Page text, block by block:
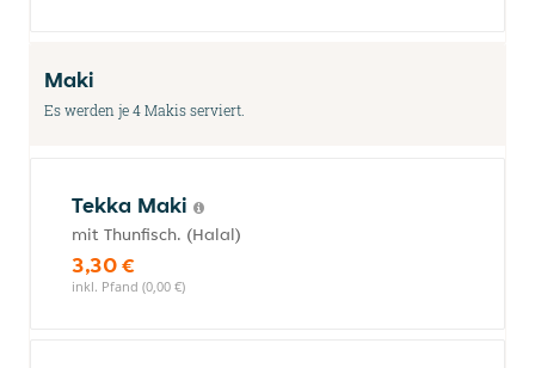
Maki
Es werden je 4 Makis serviert.
Tekka Maki
mit Thunfisch. (Halal)
3,30 €
inkl. Pfand (0,00 €)